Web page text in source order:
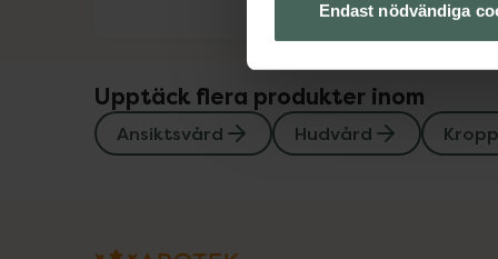
Endast nödvändiga
Upptäck flera produkter inom
Ansiktsvård Hudvård